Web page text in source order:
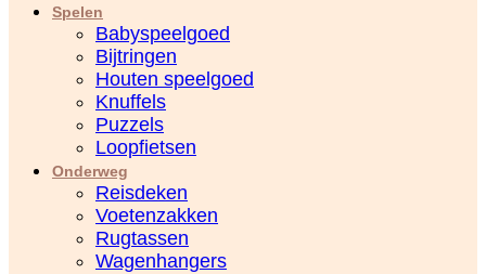
Spelen
Babyspeelgoed
Bijtringen
Houten speelgoed
Knuffels
Puzzels
Loopfietsen
Onderweg
Reisdeken
Voetenzakken
Rugtassen
Wagenhangers